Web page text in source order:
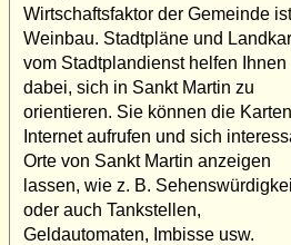
Wirtschaftsfaktor der Gemeinde
Weinbau. Stadtpläne und
vom Stadtplandienst helfen Ihnen
dabei, sich in Sankt Martin zu
orientieren. Sie können die
Internet aufrufen und sich
Orte von Sankt Martin anzeigen
lassen, wie z. B.
oder auch Tankstellen,
Geldautomaten, Imbisse usw.